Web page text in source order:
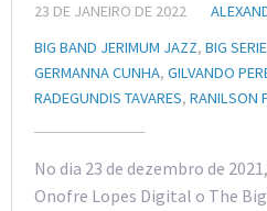
23 DE JANEIRO DE 2022
BIG BAND JERIMUM JAZZ, BIG
GERMANNA CUNHA, GILVANDO
RADEGUNDIS TAVARES, RANILSON
No dia 23 de dezembro de
Onofre Lopes Digital o The